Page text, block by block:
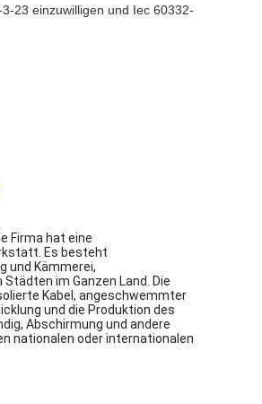
23 einzuwilligen und Iec 60332-
Firma hat eine
Es besteht
und Kämmerei,
im Ganzen Land. Die
Kabel, angeschwemmter
und die Produktion des
Abschirmung und andere
nationalen oder internationalen